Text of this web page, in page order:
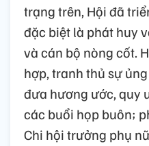
trạng trên, Hội đã
đặc biệt là phát huy
và cán bộ nòng cốt.
hợp, tranh thủ sự
đưa hương ước, quy
các buổi họp buôn;
Chi hội trưởng phụ